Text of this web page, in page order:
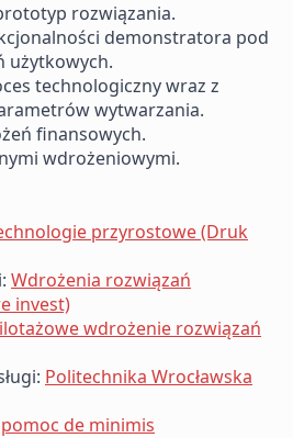
rozwiązania.
demonstratora pod
użytkowych.
technologiczny wraz z
wytwarzania.
finansowych.
wdrożeniowymi.
przyrostowe (Druk
Wdrożenia rozwiązań
invest)
wdrożenie rozwiązań
Politechnika Wrocławska
pomoc de minimis